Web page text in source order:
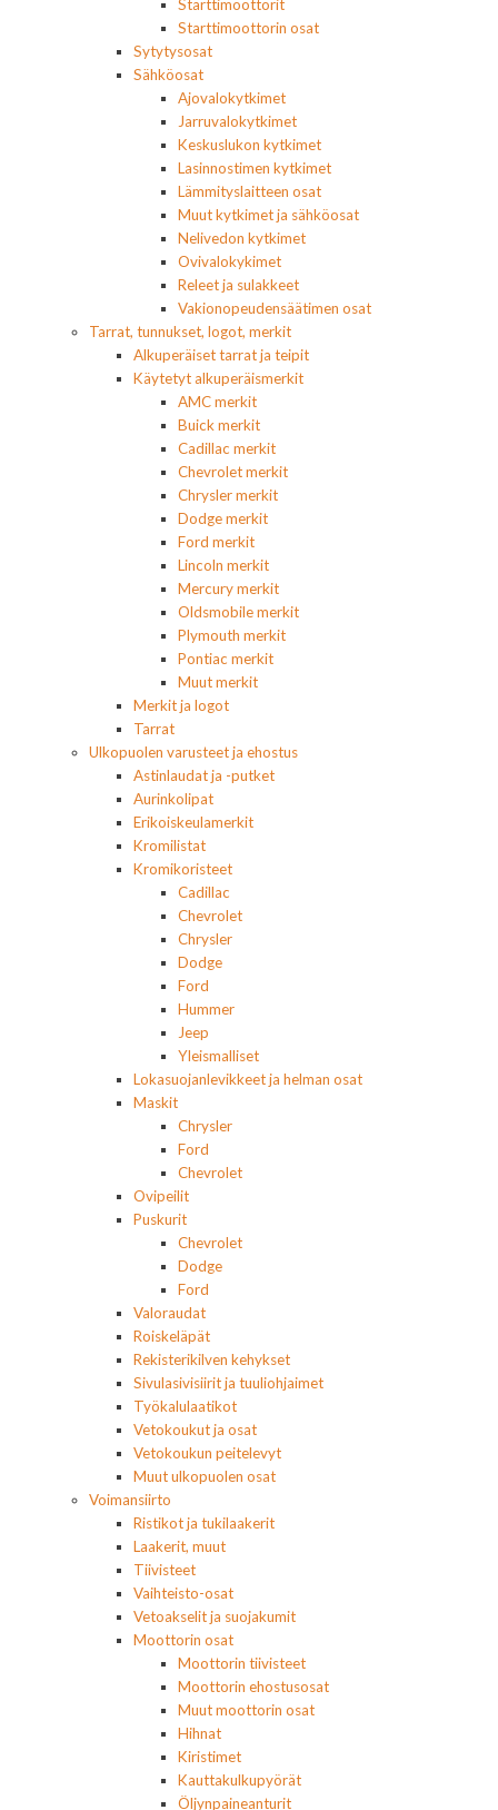
Starttimoottorit
Starttimoottorin osat
Sytytysosat
Sähköosat
Ajovalokytkimet
Jarruvalokytkimet
Keskuslukon kytkimet
Lasinnostimen kytkimet
Lämmityslaitteen osat
Muut kytkimet ja sähköosat
Nelivedon kytkimet
Ovivalokykimet
Releet ja sulakkeet
Vakionopeudensäätimen osat
Tarrat, tunnukset, logot, merkit
Alkuperäiset tarrat ja teipit
Käytetyt alkuperäismerkit
AMC merkit
Buick merkit
Cadillac merkit
Chevrolet merkit
Chrysler merkit
Dodge merkit
Ford merkit
Lincoln merkit
Mercury merkit
Oldsmobile merkit
Plymouth merkit
Pontiac merkit
Muut merkit
Merkit ja logot
Tarrat
Ulkopuolen varusteet ja ehostus
Astinlaudat ja -putket
Aurinkolipat
Erikoiskeulamerkit
Kromilistat
Kromikoristeet
Cadillac
Chevrolet
Chrysler
Dodge
Ford
Hummer
Jeep
Yleismalliset
Lokasuojanlevikkeet ja helman osat
Maskit
Chrysler
Ford
Chevrolet
Ovipeilit
Puskurit
Chevrolet
Dodge
Ford
Valoraudat
Roiskeläpät
Rekisterikilven kehykset
Sivulasivisiirit ja tuuliohjaimet
Työkalulaatikot
Vetokoukut ja osat
Vetokoukun peitelevyt
Muut ulkopuolen osat
Voimansiirto
Ristikot ja tukilaakerit
Laakerit, muut
Tiivisteet
Vaihteisto-osat
Vetoakselit ja suojakumit
Moottorin osat
Moottorin tiivisteet
Moottorin ehostusosat
Muut moottorin osat
Hihnat
Kiristimet
Kauttakulkupyörät
Öljynpaineanturit